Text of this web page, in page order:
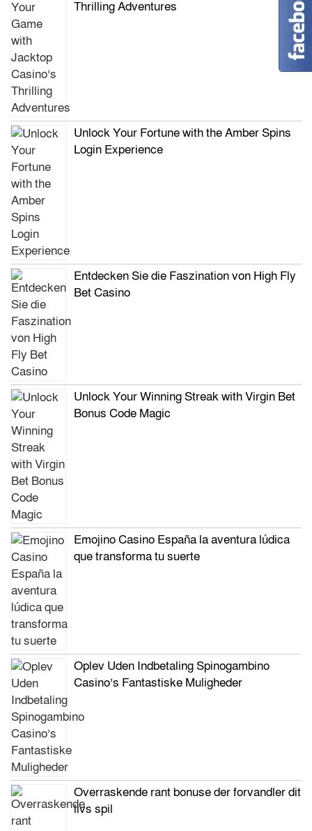
Thrilling Adventures
Unlock Your Fortune with the Amber Spins
Login Experience
Entdecken Sie die Faszination von High Fly
Bet Casino
Unlock Your Winning Streak with Virgin Bet
Bonus Code Magic
Emojino Casino España la aventura lúdica
que transforma tu suerte
Oplev Uden Indbetaling Spinogambino
Casino’s Fantastiske Muligheder
Overraskende rant bonuse der forvandler dit
livs spil